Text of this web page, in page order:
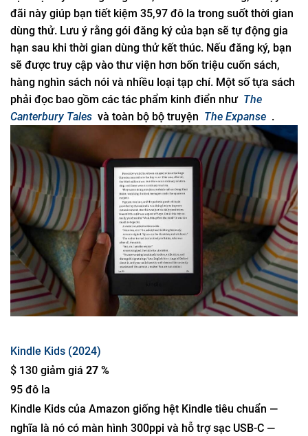
đãi này giúp bạn tiết kiệm 35,97 đô la trong suốt thời gian
dùng thử. Lưu ý rằng gói đăng ký của bạn sẽ tự động gia
hạn sau khi thời gian dùng thử kết thúc. Nếu đăng ký, bạn
sẽ được truy cập vào thư viện hơn bốn triệu cuốn sách,
hàng nghìn sách nói và nhiều loại tạp chí. Một số tựa sách
phải đọc bao gồm các tác phẩm kinh điển như The
Canterbury Tales và toàn bộ bộ truyện The Expanse .
Kindle Kids (2024)
$ 130 giảm giá 27 %
95 đô la
Kindle Kids của Amazon giống hệt Kindle tiêu chuẩn —
nghĩa là nó có màn hình 300ppi và hỗ trợ sạc USB-C —